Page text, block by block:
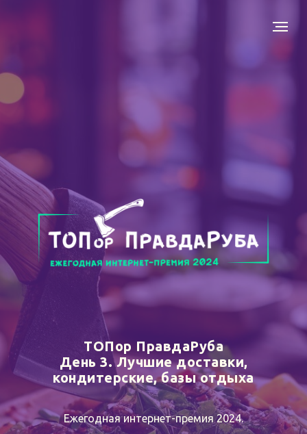
ТОПор ПравдаРуба
День 3. Лучшие доставки,
кондитерские, базы отдыха
Ежегодная интернет-премия 2024.